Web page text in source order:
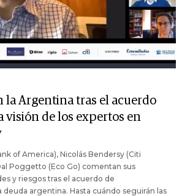
la Argentina tras el acuerdo
visión de los expertos en
of America), Nicolás Bendersy (Citi
Poggetto (Eco Go) comentan sus
y riesgos tras el acuerdo de
argentina. Hasta cuándo seguirán las